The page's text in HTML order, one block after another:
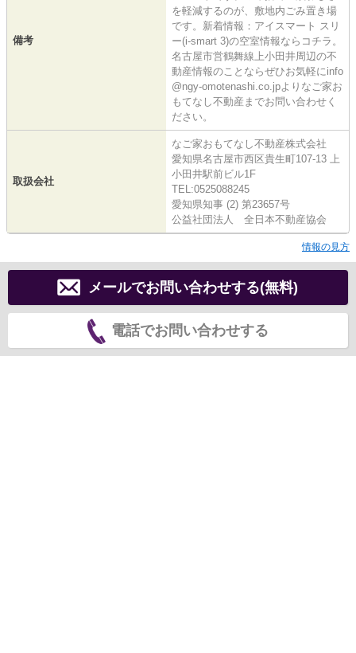
備考
を軽減するのが、敷地内ごみ置き場
です。新着情報：アイスマート スリ
ー(i-smart 3)の空室情報ならコチラ。
名古屋市営鶴舞線上小田井周辺の不
動産情報のことならぜひお気軽にinfo
@ngy-omotenashi.co.jpよりなご家お
もてなし不動産までお問い合わせく
ださい。
取扱会社
なご家おもてなし不動産株式会社
愛知県名古屋市西区貴生町107-13 上
小田井駅前ビル1F
TEL:0525088245
愛知県知事 (2) 第23657号
公益社団法人 全日本不動産協会
情報の見方
メールでお問い合わせする(無料)
電話でお問い合わせする